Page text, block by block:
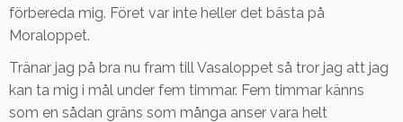
förbereda mig. Föret var inte heller det bästa på
Moraloppet.
Tränar jag på bra nu fram till Vasaloppet så tror jag att jag
kan ta mig i mål under fem timmar. Fem timmar känns
som en sådan gräns som många anser vara helt